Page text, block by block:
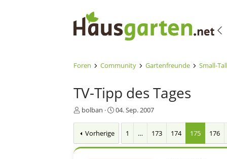
Foren Community Gartenfreunde Small-
TV-Tipp des Tages
E
t
e
bolban
E
e
04. Sep. 2007
Vorherige 1 … 173 174 175 176